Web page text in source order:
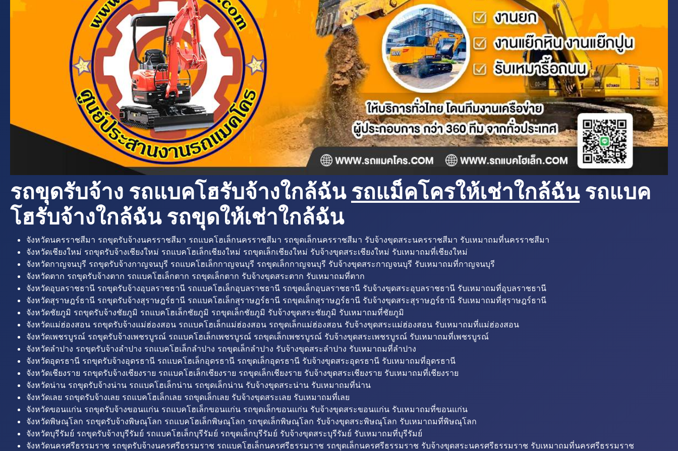
รถขุดรับจ้าง รถแบคโฮรับจ้างใกล้ฉัน รถแม็คโครให้เช่าใกล้ฉันรถแบค
โฮรับจ้างใกล้ฉัน รถขุดให้เช่าใกล้ฉัน
จังหวัดนครราชสีมา รถขุดรับจ้างนครราชสีมา รถแบคโฮเล็กนครราชสีมา รถขุดเล็กนครราชสีมา รับจ้างขุดสระนครราชสีมา รับเหมาถมที่นครราชสีมา
จังหวัดเชียงใหม่ รถขุดรับจ้างเชียงใหม่ รถแบคโฮเล็กเชียงใหม่ รถขุดเล็กเชียงใหม่ รับจ้างขุดสระเชียงใหม่ รับเหมาถมที่เชียงใหม่
จังหวัดกาญจนบุรี รถขุดรับจ้างกาญจนบุรี รถแบคโฮเล็กกาญจนบุรี รถขุดเล็กกาญจนบุรี รับจ้างขุดสระกาญจนบุรี รับเหมาถมที่กาญจนบุรี
จังหวัดตาก รถขุดรับจ้างตาก รถแบคโฮเล็กตาก รถขุดเล็กตาก รับจ้างขุดสระตาก รับเหมาถมที่ตาก
จังหวัดอุบลราชธานี รถขุดรับจ้างอุบลราชธานี รถแบคโฮเล็กอุบลราชธานี รถขุดเล็กอุบลราชธานี รับจ้างขุดสระอุบลราชธานี รับเหมาถมที่อุบลราชธานี
จังหวัดสุราษฎร์ธานี รถขุดรับจ้างสุราษฎร์ธานี รถแบคโฮเล็กสุราษฎร์ธานี รถขุดเล็กสุราษฎร์ธานี รับจ้างขุดสระสุราษฎร์ธานี รับเหมาถมที่สุราษฎร์ธานี
จังหวัดชัยภูมิ รถขุดรับจ้างชัยภูมิ รถแบคโฮเล็กชัยภูมิ รถขุดเล็กชัยภูมิ รับจ้างขุดสระชัยภูมิ รับเหมาถมที่ชัยภูมิ
จังหวัดแม่ฮ่องสอน รถขุดรับจ้างแม่ฮ่องสอน รถแบคโฮเล็กแม่ฮ่องสอน รถขุดเล็กแม่ฮ่องสอน รับจ้างขุดสระแม่ฮ่องสอน รับเหมาถมที่แม่ฮ่องสอน
จังหวัดเพชรบูรณ์ รถขุดรับจ้างเพชรบูรณ์ รถแบคโฮเล็กเพชรบูรณ์ รถขุดเล็กเพชรบูรณ์ รับจ้างขุดสระเพชรบูรณ์ รับเหมาถมที่เพชรบูรณ์
จังหวัดลำปาง รถขุดรับจ้างลำปาง รถแบคโฮเล็กลำปาง รถขุดเล็กลำปาง รับจ้างขุดสระลำปาง รับเหมาถมที่ลำปาง
จังหวัดอุดรธานี รถขุดรับจ้างอุดรธานี รถแบคโฮเล็กอุดรธานี รถขุดเล็กอุดรธานี รับจ้างขุดสระอุดรธานี รับเหมาถมที่อุดรธานี
จังหวัดเชียงราย รถขุดรับจ้างเชียงราย รถแบคโฮเล็กเชียงราย รถขุดเล็กเชียงราย รับจ้างขุดสระเชียงราย รับเหมาถมที่เชียงราย
จังหวัดน่าน รถขุดรับจ้างน่าน รถแบคโฮเล็กน่าน รถขุดเล็กน่าน รับจ้างขุดสระน่าน รับเหมาถมที่น่าน
จังหวัดเลย รถขุดรับจ้างเลย รถแบคโฮเล็กเลย รถขุดเล็กเลย รับจ้างขุดสระเลย รับเหมาถมที่เลย
จังหวัดขอนแก่น รถขุดรับจ้างขอนแก่น รถแบคโฮเล็กขอนแก่น รถขุดเล็กขอนแก่น รับจ้างขุดสระขอนแก่น รับเหมาถมที่ขอนแก่น
จังหวัดพิษณุโลก รถขุดรับจ้างพิษณุโลก รถแบคโฮเล็กพิษณุโลก รถขุดเล็กพิษณุโลก รับจ้างขุดสระพิษณุโลก รับเหมาถมที่พิษณุโลก
จังหวัดบุรีรัมย์ รถขุดรับจ้างบุรีรัมย์ รถแบคโฮเล็กบุรีรัมย์ รถขุดเล็กบุรีรัมย์ รับจ้างขุดสระบุรีรัมย์ รับเหมาถมที่บุรีรัมย์
จังหวัดนครศรีธรรมราช รถขุดรับจ้างนครศรีธรรมราช รถแบคโฮเล็กนครศรีธรรมราช รถขุดเล็กนครศรีธรรมราช รับจ้างขุดสระนครศรีธรรมราช รับเหมาถมที่นครศรีธรรมราช